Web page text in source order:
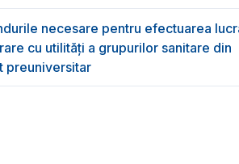
necesare pentru efectuarea
cu utilități a grupurilor sanitare din
preuniversitar